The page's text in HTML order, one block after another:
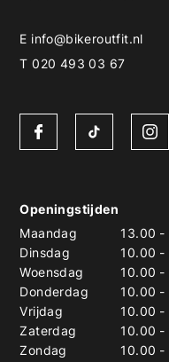
E info@bikeroutfit.nl
T 020 493 03 67
Openingstijden
Maandag
13.00 -
Dinsdag
10.00 -
Woensdag
10.00 -
Donderdag
10.00 -
Vrijdag
10.00 -
Zaterdag
10.00 -
Zondag
10.00 -